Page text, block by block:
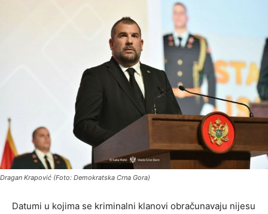
Dragan Krapović (Foto: Demokratska Crna Gora)
Datumi u kojima se kriminalni klanovi obračunavaju nijesu